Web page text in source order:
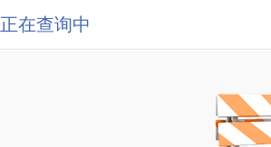
正在查询中